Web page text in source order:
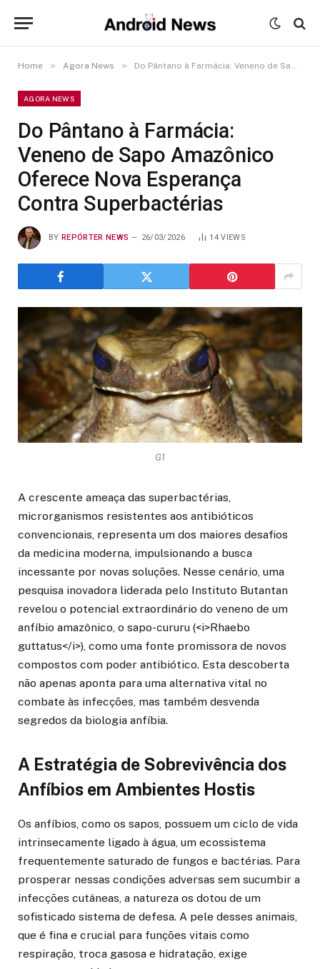
Home » Agora News » Do Pântano à Farmácia: Veneno de Sapo Amazônico Oferece Nova Esperança Contra Superbactérias
AGORA NEWS
Do Pântano à Farmácia:
Veneno de Sapo Amazônico
Oferece Nova Esperança
Contra Superbactérias
BY REPÓRTER NEWS 26/03/2026 14VIEWS
G1
A crescente ameaça das superbactérias,
microrganismos resistentes aos antibióticos
convencionais, representa um dos maiores desafios
da medicina moderna, impulsionando a busca
incessante por novas soluções. Nesse cenário, uma
pesquisa inovadora liderada pelo Instituto Butantan
revelou o potencial extraordinário do veneno de um
anfíbio amazônico, o sapo-cururu (<i>Rhaebo
guttatus</i>), como uma fonte promissora de novos
compostos com poder antibiótico. Esta descoberta
não apenas aponta para uma alternativa vital no
combate às infecções, mas também desvenda
segredos da biologia anfíbia.
A Estratégia de Sobrevivência dos
Anfíbios em Ambientes Hostis
Os anfíbios, como os sapos, possuem um ciclo de vida
intrinsecamente ligado à água, um ecossistema
frequentemente saturado de fungos e bactérias. Para
prosperar nessas condições adversas sem sucumbir a
infecções cutâneas, a natureza os dotou de um
sofisticado sistema de defesa. A pele desses animais,
que é fina e crucial para funções vitais como
respiração, troca gasosa e hidratação, exige